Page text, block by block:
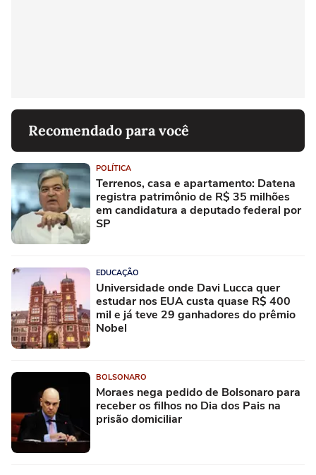
Recomendado para você
POLÍTICA
Terrenos, casa e apartamento: Datena
registra patrimônio de R$ 35 milhões
em candidatura a deputado federal por
SP
EDUCAÇÃO
Universidade onde Davi Lucca quer
estudar nos EUA custa quase R$ 400
mil e já teve 29 ganhadores do prêmio
Nobel
BOLSONARO
Moraes nega pedido de Bolsonaro para
receber os filhos no Dia dos Pais na
prisão domiciliar